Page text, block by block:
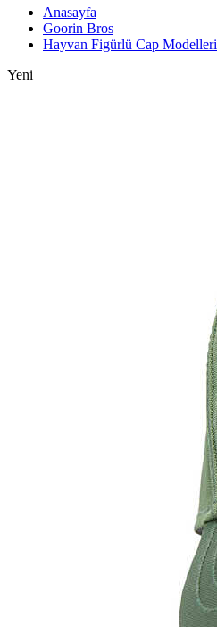
Anasayfa
Goorin Bros
Hayvan Figürlü Cap Modelleri
Yeni